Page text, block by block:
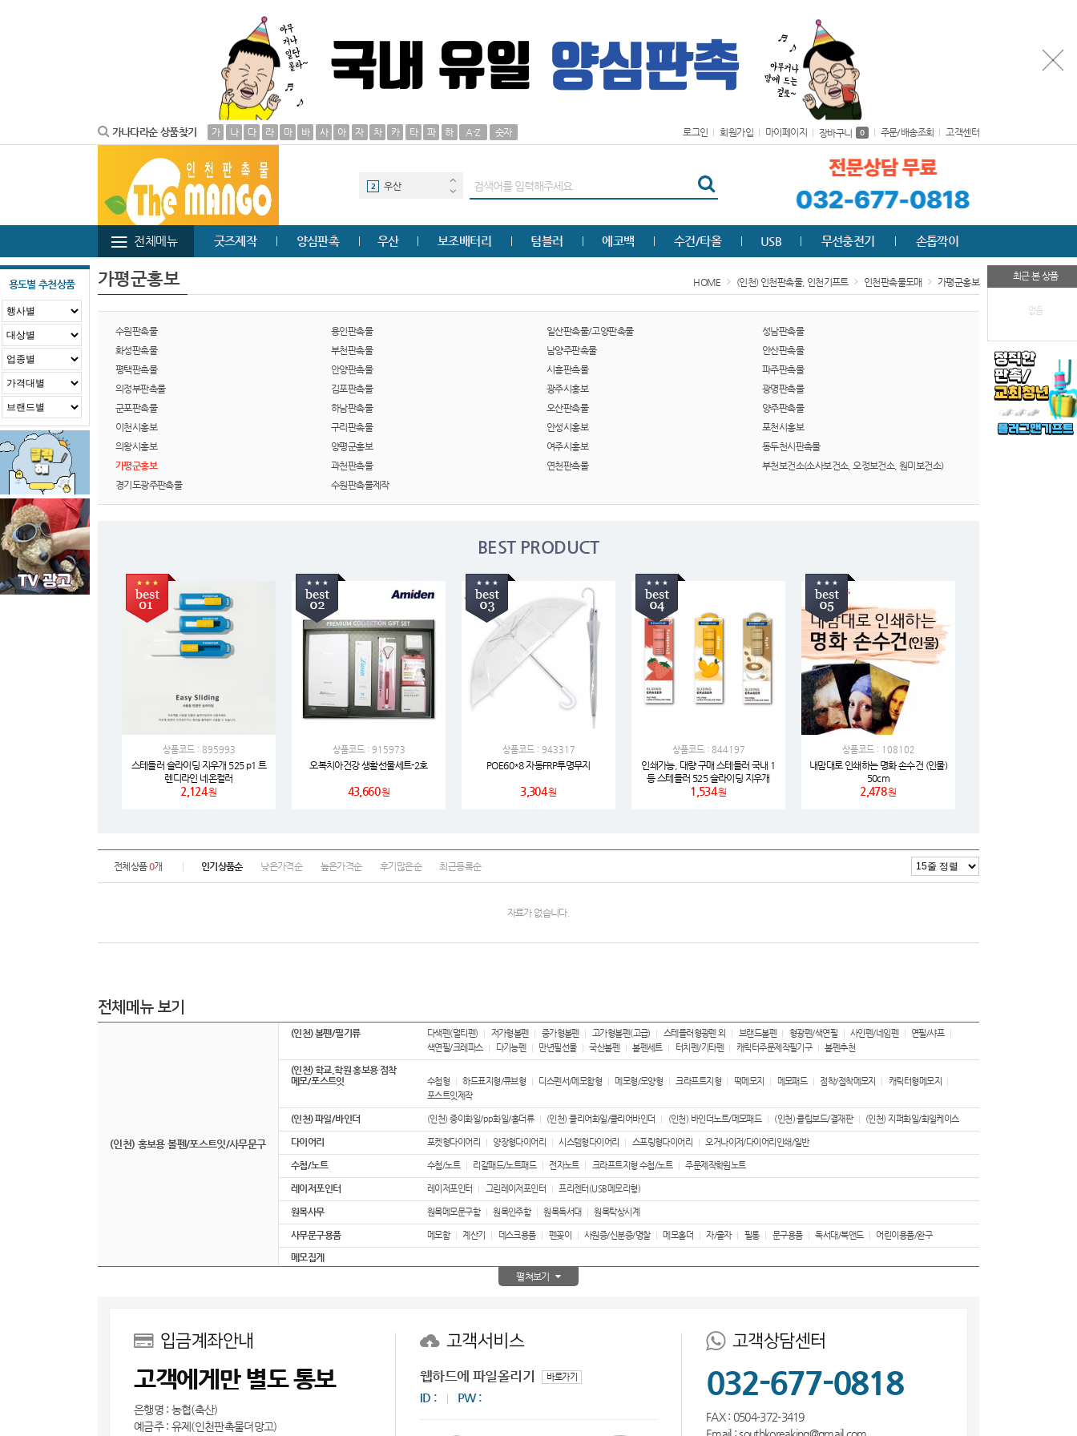
가나다라순 상품찾기 가 나 다 라 마 바 사 아 자 차 카 타 파 하 A-Z 숫자 로그인 회원가입 마이페이지 장바구니 0 주문/배송조회 고객센터
2 우산
4 AP-100062
볼펜
6
9
10
11 AP-100039
15 쿠션
AP-100017
메모지
18 에코백
19 티슈
AP-100025
27 보건소
전체메뉴 굿즈제작 양심판촉 우산 보조배터리 텀블러 에코백 수건/타올 USB 무선충전기 손톱깍이
용도별 추천상품
최근 본 상품
없음
가평군홍보 HOME (인천) 인천판촉물, 인천기프트 인천판촉물도매 가평군홍보
수원판촉물 용인판촉물 일산판촉물/고양판촉물
성남판촉물
화성판촉물
부천판촉물 남양주판촉물
안산판촉물
평택판촉물
안양판촉물 시흥판촉물
파주판촉물
의정부판촉물
김포판촉물 광주시홍보
광명판촉물
군포판촉물
하남판촉물 오산판촉물
양주판촉물
이천시홍보
구리판촉물 안성시홍보
포천시홍보
의왕시홍보
양평군홍보 여주시홍보
동두천시판촉물
가평군홍보
과천판촉물 연천판촉물
부천보건소(소사보건소, 오정보건소, 원미보건소)
경기도광주판촉물
수원판촉물제작
BEST PRODUCT
상품코드 : 895993
스테들러 슬라이딩 지우개 525 p1 트
렌디라인 네온컬러
2,124원
상품코드 : 915973
오복치아건강 생활선물세트-2호
43,660원
상품코드 : 943317
POE60*8 자동FRP투명무지
3,304원
상품코드 : 844197
인쇄가능, 대량 구매 스테들러 국내 1
등 스테들러 525 슬라이딩 지우개
2025 카페 에디션 한정판
1,534원
상품코드 : 108102
내맘대로 인쇄하는 명화 손수건 (인물)
50cm
2,478원
전체상품0개 인기상품순 낮은가격순 높은가격순 후기많은순 최근등록순
자료가 없습니다.
전체메뉴 보기
(인천) 홍보용 볼펜/포스트잇/사무문구
(인천) 볼펜/필기류 다색펜(멀티펜) 저가형볼펜 중가형볼펜 고가형볼펜(고급) 스테들러형광펜 외 브랜드볼펜 형광펜/색연필 사인펜/네임펜
연필/샤프
색연필/크레파스
다기능펜 만년필선물 국산볼펜 볼펜세트 터치펜/기타펜 캐릭터주문제작필기구 볼펜추천
(인천) 학교.학원 홍보용 점착
메모/포스트잇
수첩형 하드표지형/큐브형 디스펜서/메모함형 메모형/모양형 크라프트지형 떡메모지 메모패드 점착/접착메모지
캐릭터형메모지
포스트잇제작
(인천) 파일/바인더 (인천) 종이화일/pp화일/홀더류 (인천) 클리어화일/클리어바인더 (인천) 바인더노트/메모패드 (인천) 클립보드/결재판 (인천) 지퍼화일/화일케이스
다이어리 포켓형다이어리 양장형다이어리 시스템형다이어리 스프링형다이어리 오거나이저/다이어리인쇄/일반
수첩/노트 수첩/노트 리갈패드/노트패드 전자노트 크라프트지형 수첩/노트 주문제작학원노트
레이저포인터 레이저포인터 그린레이저포인터 프리젠터(USB메모리형)
원목사무 원목메모문구함 원목인주함 원목독서대 원목탁상시계
사무문구용품 메모함 계산기 데스크용품 펜꽂이 사원증/신분증/명찰 메모홀더 자/줄자 필통 문구용품 독서대/북앤드 어린이용품/완구
메모집게
펼쳐보기
입금계좌안내
고객에게만 별도 통보
은행명 : 농협(축산)
예금주 : 유제(인천판촉물더망고)
고객서비스
웹하드에 파일올리기 바로가기
ID : PW :
고객상담센터
032-677-0818
FAX : 0504-372-3419